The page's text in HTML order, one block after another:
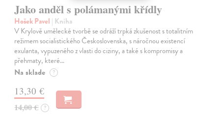
Jako anděl s polámanými křídly
Hošek Pavel | Kniha
V Krylově umělecké tvorbě se odráží trpká zkušenost s totalitním
režimem socialistického Československa, s náročnou existencí
exulanta, vypuzeného z vlasti do ciziny, a také s kompromisy a
přehmaty, které…
Na sklade ?
13,30 €
14,00 € ?